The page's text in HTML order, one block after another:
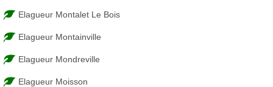
Elagueur Montalet Le Bois
Elagueur Montainville
Elagueur Mondreville
Elagueur Moisson